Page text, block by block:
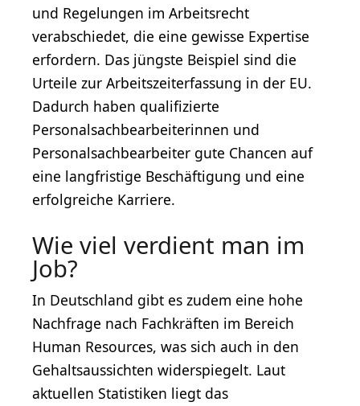
und Regelungen im Arbeitsrecht
verabschiedet, die eine gewisse Expertise
erfordern. Das jüngste Beispiel sind die
Urteile zur Arbeitszeiterfassung in der EU.
Dadurch haben qualifizierte
Personalsachbearbeiterinnen und
Personalsachbearbeiter gute Chancen auf
eine langfristige Beschäftigung und eine
erfolgreiche Karriere.
Wie viel verdient man im
Job?
In Deutschland gibt es zudem eine hohe
Nachfrage nach Fachkräften im Bereich
Human Resources, was sich auch in den
Gehaltsaussichten widerspiegelt. Laut
aktuellen Statistiken liegt das